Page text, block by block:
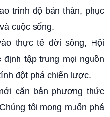
trình độ bản thân, phục
cuộc sống.
thực tế đời sống, Hội
định tập trung mọi nguồn
đột phá chiến lược.
căn bản phương thức
tôi mong muốn phá